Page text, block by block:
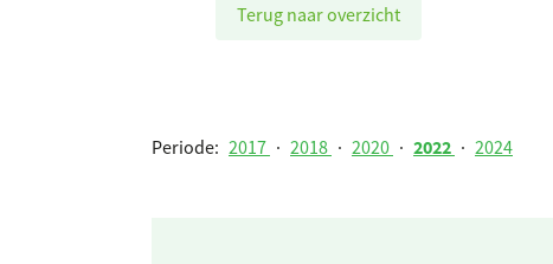
Terug naar overzicht
Periode: 2017 · 2018 · 2020 · 2022 · 2024